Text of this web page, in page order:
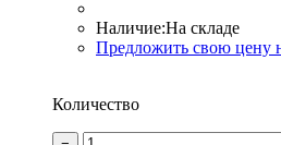
Наличие:На складе
Предложить свою цену
Количество